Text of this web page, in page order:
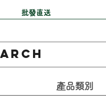
批發直送
產品類別